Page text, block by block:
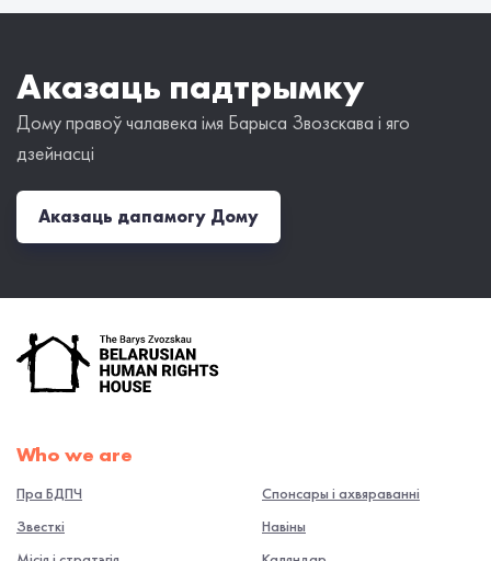
Аказаць падтрымку
Дому правоў чалавека імя Барыса Звозскава і яго
дзейнасці
Аказаць дапамогу Дому
Who we are
Пра БДПЧ
Звесткі
Спонсары і ахвяраванні
Навiны